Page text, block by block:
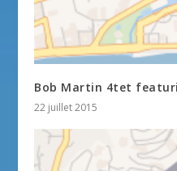
Bob Martin 4tet
22 juillet 2015